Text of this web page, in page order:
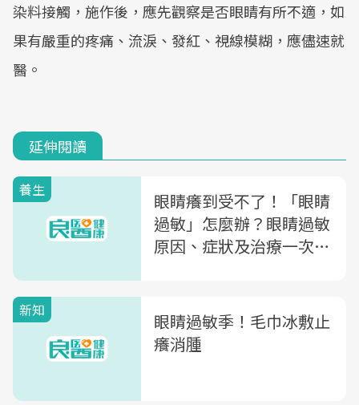
染料接觸，施作後，應先觀察是否眼睛有所不適，如
果有嚴重的疼痛、流淚、發紅、視線模糊，應儘速就
醫。
延伸閱讀
養生
眼睛癢到受不了！「眼睛
過敏」怎麼辦？眼睛過敏
原因、症狀及治療一次
新知
眼睛過敏季！毛巾冰敷止
癢消腫